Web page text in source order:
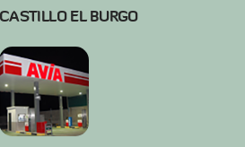
EL BURGO